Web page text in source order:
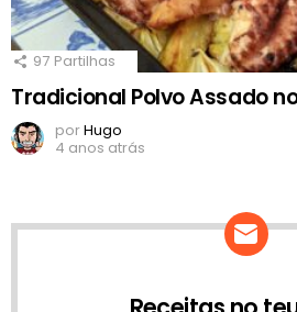
97 Partilhas
Tradicional Polvo Assado
porHugo
4 anos atrás